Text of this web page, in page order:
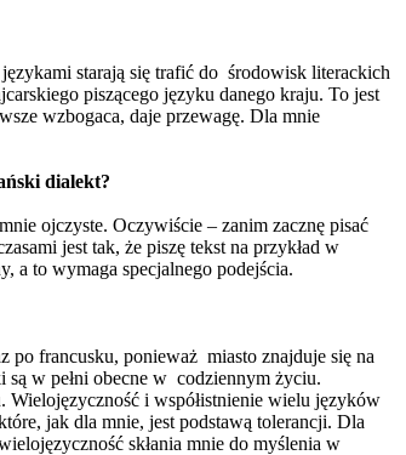
starają się trafić do środowisk literackich
piszącego języku danego kraju. To jest
wzbogaca, daje przewagę. Dla mnie
dialekt?
ojczyste. Oczywiście – zanim zacznę pisać
jest tak, że piszę tekst na przykład w
a to wymaga specjalnego podejścia.
francusku, ponieważ miasto znajduje się na
w pełni obecne w codziennym życiu.
Wielojęzyczność i współistnienie wielu języków
jak dla mnie, jest podstawą tolerancji. Dla
skłania mnie do myślenia w